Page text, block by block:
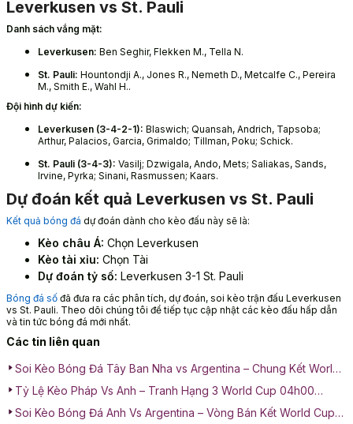
Leverkusen vs St. Pauli
Danh sách vắng mặt:
Leverkusen: Ben Seghir, Flekken M., Tella N.
St. Pauli: Hountondji A., Jones R., Nemeth D., Metcalfe C., Pereira
M., Smith E., Wahl H..
Đội hình dự kiến:
Leverkusen (3-4-2-1): Blaswich; Quansah, Andrich, Tapsoba;
Arthur, Palacios, Garcia, Grimaldo; Tillman, Poku; Schick.
St. Pauli (3-4-3): Vasilj; Dzwigala, Ando, Mets; Saliakas, Sands,
Irvine, Pyrka; Sinani, Rasmussen; Kaars.
Dự đoán kết quả Leverkusen vs St. Pauli
Kết quả bóng đá dự đoán dành cho kèo đấu này sẽ là:
Kèo châu Á: Chọn Leverkusen
Kèo tài xỉu: Chọn Tài
Dự đoán tỷ số: Leverkusen 3-1 St. Pauli
Bóng đá số đã đưa ra các phân tích, dự đoán, soi kèo trận đấu Leverkusen
vs St. Pauli. Theo dõi chúng tôi để tiếp tục cập nhật các kèo đấu hấp dẫn
và tin tức bóng đá mới nhất.
Các tin liên quan
Soi Kèo Bóng Đá Tây Ban Nha vs Argentina – Chung Kết World
Tỷ Lệ Kèo Pháp Vs Anh – Tranh Hạng 3 World Cup 04h00
Soi Kèo Bóng Đá Anh Vs Argentina – Vòng Bán Kết World Cup